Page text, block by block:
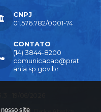
site
CONTATO
(14) 3844-8200
comunicacao@prat
ania.sp.gov.br
CNPJ
01.576.782/0001-74